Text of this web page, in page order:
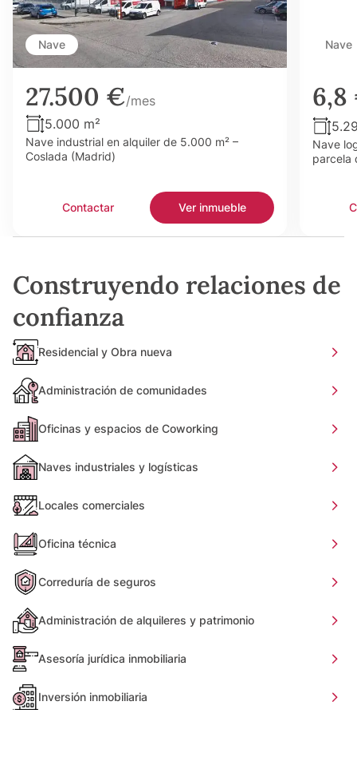
Nave
27.500 €/mes
5.000 m²
Nave industrial en alquiler de 5.000 m² –
Coslada (Madrid)
Contactar Ver inmueble
Nave
Nave
parcela
Construyendo relaciones de
confianza
Residencial y Obra nueva
Administración de comunidades
Oficinas y espacios de Coworking
Naves industriales y logísticas
Locales comerciales
Oficina técnica
Correduría de seguros
Administración de alquileres y patrimonio
Asesoría jurídica inmobiliaria
Inversión inmobiliaria